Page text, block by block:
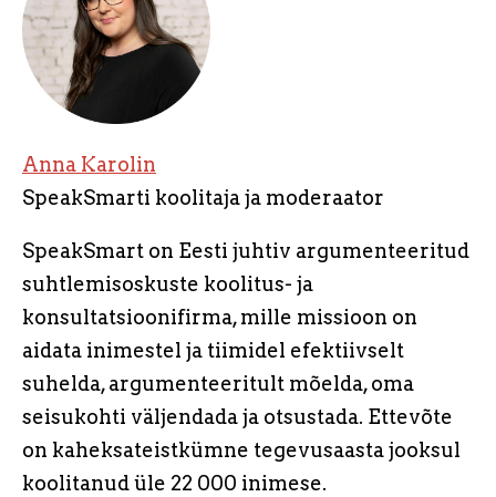
Anna Karolin
SpeakSmarti koolitaja ja moderaator
SpeakSmart on Eesti juhtiv argumenteeritud
suhtlemisoskuste koolitus- ja
konsultatsioonifirma, mille missioon on
aidata inimestel ja tiimidel efektiivselt
suhelda, argumenteeritult mõelda, oma
seisukohti väljendada ja otsustada. Ettevõte
on kaheksateistkümne tegevusaasta jooksul
koolitanud üle 22 000 inimese.